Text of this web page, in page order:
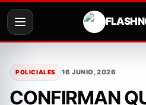
contenido
FLASH
POLICIALES 16 JUNIO, 2026
CONFIRMAN